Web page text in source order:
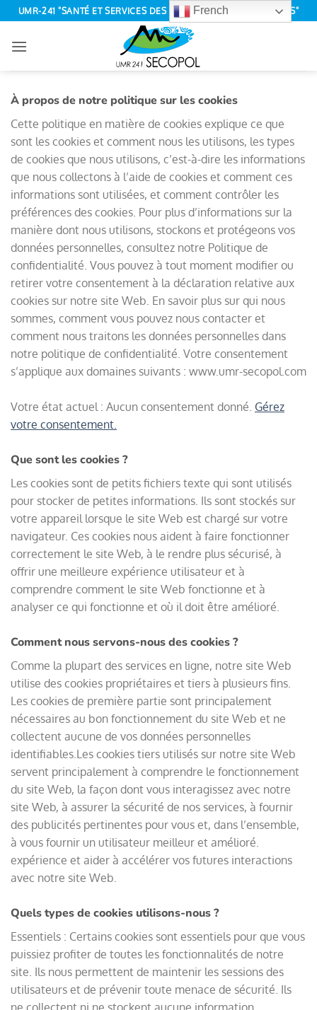
Passer
au
contenu
UMR-241 "SANTÉ ET SERVICES DES ÉCOSYSTÈMES POLYNÉSIENS"
À propos de notre politique sur les cookies
Cette politique en matière de cookies explique ce que
sont les cookies et comment nous les utilisons, les types
de cookies que nous utilisons, c’est-à-dire les informations
que nous collectons à l’aide de cookies et comment ces
informations sont utilisées, et comment contrôler les
préférences des cookies. Pour plus d’informations sur la
manière dont nous utilisons, stockons et protégeons vos
données personnelles, consultez notre Politique de
confidentialité. Vous pouvez à tout moment modifier ou
retirer votre consentement à la déclaration relative aux
cookies sur notre site Web. En savoir plus sur qui nous
sommes, comment vous pouvez nous contacter et
comment nous traitons les données personnelles dans
notre politique de confidentialité. Votre consentement
s’applique aux domaines suivants : www.umr-secopol.com
Votre état actuel : Aucun consentement donné. Gérez
votre consentement.
Que sont les cookies ?
Les cookies sont de petits fichiers texte qui sont utilisés
pour stocker de petites informations. Ils sont stockés sur
votre appareil lorsque le site Web est chargé sur votre
navigateur. Ces cookies nous aident à faire fonctionner
correctement le site Web, à le rendre plus sécurisé, à
offrir une meilleure expérience utilisateur et à
comprendre comment le site Web fonctionne et à
analyser ce qui fonctionne et où il doit être amélioré.
Comment nous servons-nous des cookies ?
Comme la plupart des services en ligne, notre site Web
utilise des cookies propriétaires et tiers à plusieurs fins.
Les cookies de première partie sont principalement
nécessaires au bon fonctionnement du site Web et ne
collectent aucune de vos données personnelles
identifiables.Les cookies tiers utilisés sur notre site Web
servent principalement à comprendre le fonctionnement
du site Web, la façon dont vous interagissez avec notre
site Web, à assurer la sécurité de nos services, à fournir
des publicités pertinentes pour vous et, dans l’ensemble,
à vous fournir un utilisateur meilleur et amélioré.
expérience et aider à accélérer vos futures interactions
avec notre site Web.
Quels types de cookies utilisons-nous ?
Essentiels : Certains cookies sont essentiels pour que vous
puissiez profiter de toutes les fonctionnalités de notre
site. Ils nous permettent de maintenir les sessions des
utilisateurs et de prévenir toute menace de sécurité. Ils
ne collectent ni ne stockent aucune information
French